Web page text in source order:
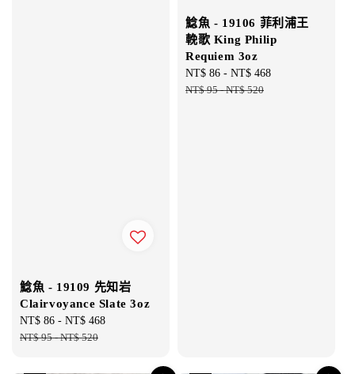
鯰魚 - 19109 先知岩
Clairvoyance Slate 3oz
Sale
price
NT$ 86 - NT$ 468
NT$ 95-NT$ 520
鯰魚 - 19106 菲利浦王
輓歌 King Philip
Requiem 3oz
Sale
price
NT$ 86 - NT$ 468
NT$ 95-NT$ 520